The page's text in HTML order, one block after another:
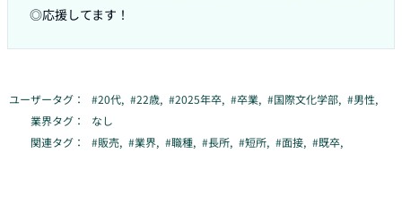
◎応援してます！
ユーザータグ： #20代, #22歳, #2025年卒, #卒業, #国際文化学部, #男性,
業界タグ：
なし
関連タグ：
#販売, #業界, #職種, #長所, #短所, #面接, #既卒,